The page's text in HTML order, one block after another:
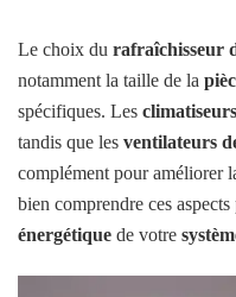
Le choix du rafraîchisseur
notamment la taille de la
spécifiques. Les
tandis que les ventilateurs
complément pour améliorer
bien comprendre ces
énergétique de votre